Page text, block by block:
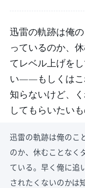
迅雷の軌跡は俺
っているのか、
てレベル上げを
い――もしくはこ
知らないけど、
してもらいたいも
迅雷の軌跡は俺のこ
のか、休むことなく
ている。早く俺に
されたくないのかは